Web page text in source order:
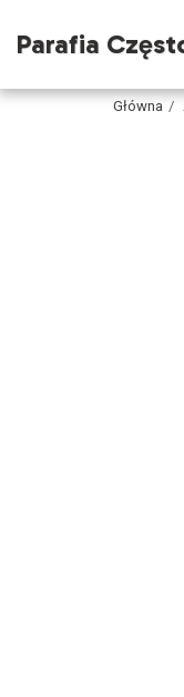
Parafia
Główna